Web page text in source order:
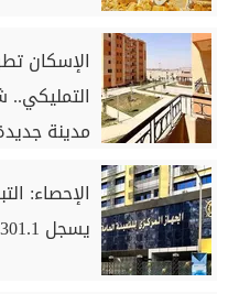
مدينة
الإحصاء:
يسجل 301.1 مليون دولار خلال 2025